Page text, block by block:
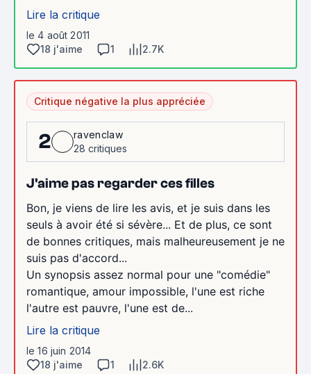
Lire la critique
le 4 août 2011
18 j'aime
1 2.7K
Critique négative la plus appréciée
2
ravenclaw
28 critiques
J'aime pas regarder ces filles
Bon, je viens de lire les avis, et je suis dans les
seuls à avoir été si sévère... Et de plus, ce sont
de bonnes critiques, mais malheureusement je ne
suis pas d'accord...
Un synopsis assez normal pour une "comédie"
romantique, amour impossible, l'une est riche
l'autre est pauvre, l'une est de...
Lire la critique
le 16 juin 2014
18 j'aime
1 2.6K